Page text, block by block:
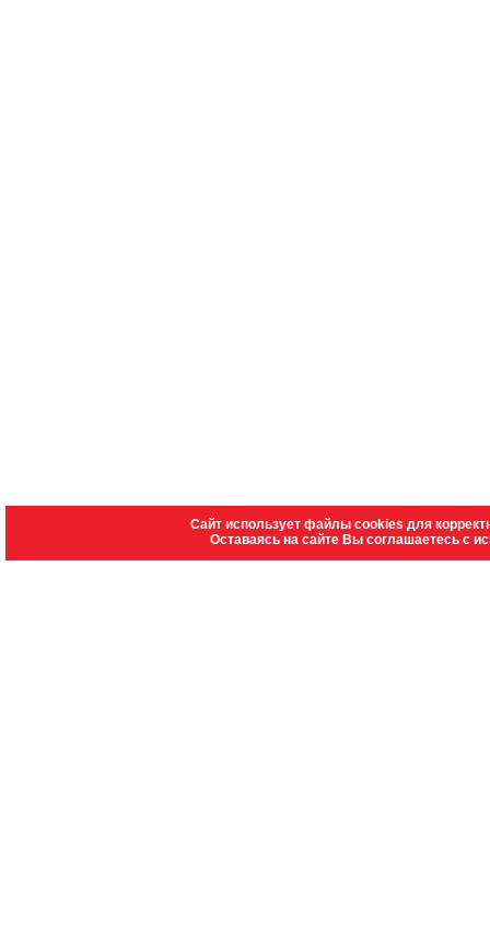
Сайт использует файлы cookies для
Оставаясь на сайте Вы соглашаетесь с